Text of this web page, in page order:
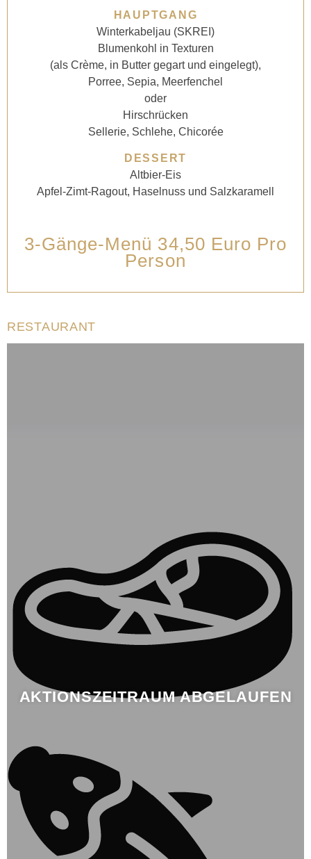
HAUPTGANG
Winterkabeljau (SKREI)
Blumenkohl in Texturen
(als Crème, in Butter gegart und eingelegt),
Porree, Sepia, Meerfenchel
oder
Hirschrücken
Sellerie, Schlehe, Chicorée
DESSERT
Altbier-Eis
Apfel-Zimt-Ragout, Haselnuss und Salzkaramell
3-Gänge-Menü 34,50 Euro Pro
Person
RESTAURANT
AKTIONSZEITRAUM ABGELAUFEN